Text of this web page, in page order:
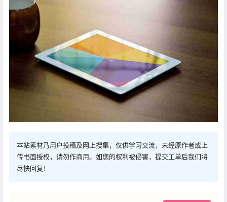
本站素材乃用户投稿及网上搜集，仅供学习交流，未经原作者或上
传书面授权，请勿作商用。如您的权利被侵害，提交工单后我们将
尽快回复！